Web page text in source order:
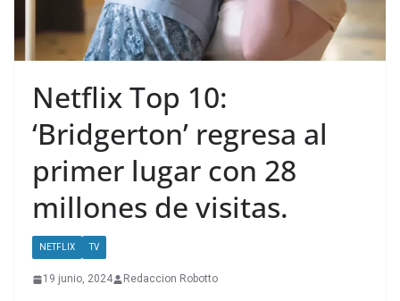
Netflix Top 10:
‘Bridgerton’ regresa al
primer lugar con 28
millones de visitas.
NETFLIX TV
19 junio, 2024 Redaccion Robotto